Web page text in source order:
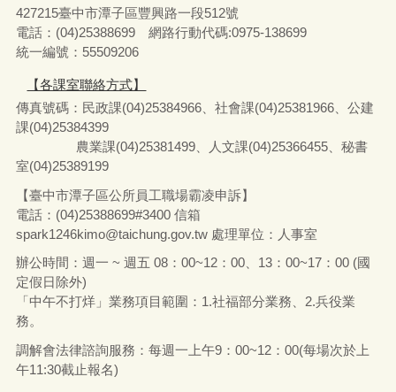
427215臺中市潭子區豐興路一段512號
電話：(04)25388699 網路行動代碼:0975-138699
統一編號：55509206
【各課室聯絡方式】
傳真號碼：民政課(04)25384966、社會課(04)25381966、公建
課(04)25384399
農業課(04)25381499、人文課(04)25366455、秘書
室(04)25389199
【臺中市潭子區公所員工職場霸凌申訴】
電話：(04)25388699#3400 信箱
spark1246kimo@taichung.gov.tw 處理單位：人事室
辦公時間：週一 ~ 週五 08：00~12：00、13：00~17：00 (國
定假日除外)
「中午不打烊」業務項目範圍：1.社福部分業務、 2.兵役業
務。
調解會法律諮詢服務：每週一上午9：00~12：00(每場次於上
午11:30截止報名)